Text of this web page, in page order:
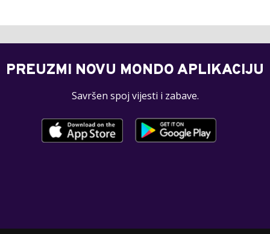
PREUZMI NOVU MONDO APLIKACIJU
Savršen spoj vijesti i zabave.